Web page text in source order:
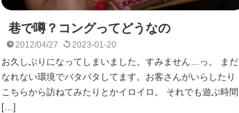
巷で噂？コングってどうなの
2012/04/27 2023-01-20
お久しぶりになってしまいました。すみません…っ。 まだ
なれない環境でバタバタしてます。お客さんがいらしたり
こちらから訪ねてみたりとかイロイロ。 それでも遊ぶ時間
[…]